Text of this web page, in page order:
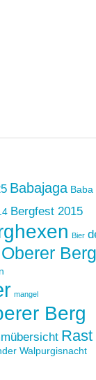
Babajaga Baba
Bergfest 2015
Bier
Berg
mangel
Berg
Rast
Walpurgisnacht